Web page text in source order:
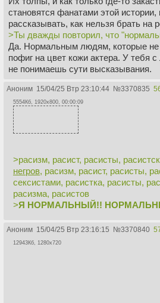
становятся фанатами этой
рассказывать, как нельзя брать на
>Ты дважды повторил, что
Да. Нормальным людям, которые не
пофиг на цвет кожи актера. У тебя
не понимаешь сути высказывания.
Аноним 15/04/25 Втр 23:10:44 №3370835
5554Кб, 1920x800, 00:00:09
>расизм, расист, расисты,
негров, расизм, расист, расисты,
сексистами, расистка, расисты,
расизма, расистов
>Я НОРМАЛЬНЫЙ!!
Аноним 15/04/25 Втр 23:16:15 №3370840
12943Кб, 1280x720